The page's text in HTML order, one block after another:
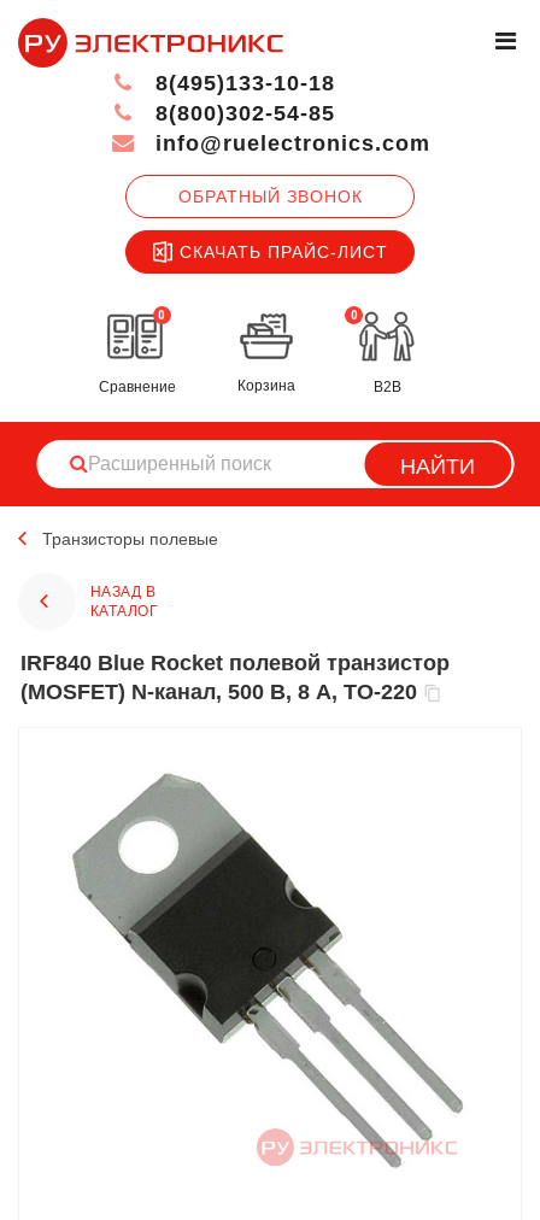
ОБРАТНЫЙ ЗВОНОК
СКАЧАТЬ ПРАЙС-ЛИСТ
8(495)133-10-18
8(800)302-54-85
info@ruelectronics.com
0
Сравнение
0
Корзина B2B
НАЙТИ
Транзисторы полевые
НАЗАД В
КАТАЛОГ
IRF840 Blue Rocket полевой транзистор
(MOSFET) N-канал, 500 В, 8 А, TO-220